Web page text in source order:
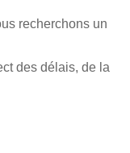
recherchons un
des délais, de la